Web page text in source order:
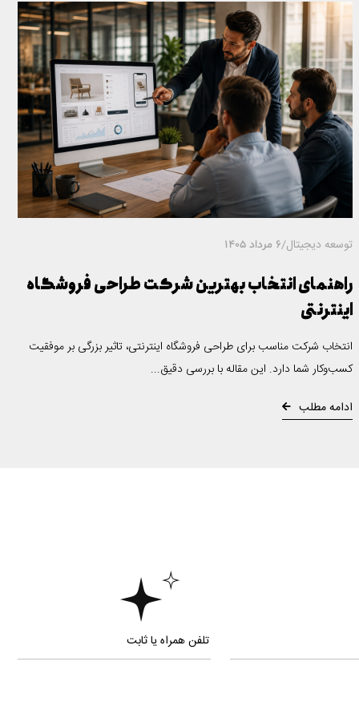
توسعه دیجیتال/6 مرداد 1405
راهنمای انتخاب بهترین شرکت طراحی فروشگاه
اینترنتی
انتخاب شرکت مناسب برای طراحی فروشگاه اینترنتی، تاثیر بزرگی بر موفقیت
کسب‌وکار شما دارد. این مقاله با بررسی دقیق...
ادامه مطلب